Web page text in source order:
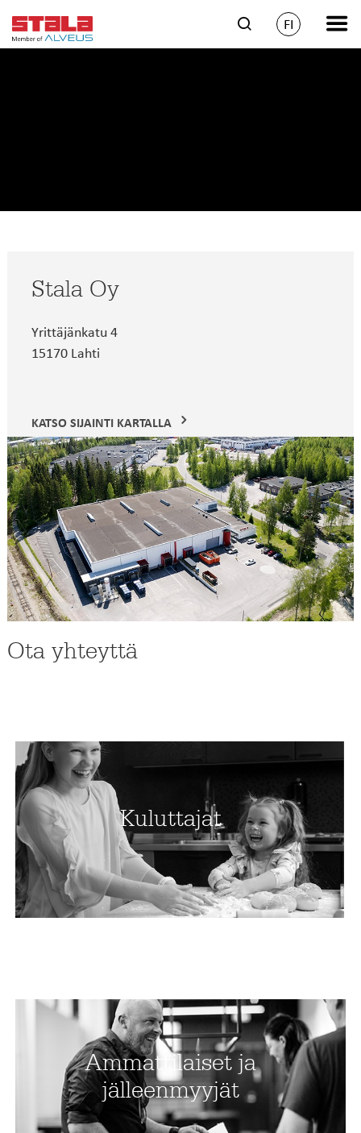
FI
Stala Oy
Yrittäjänkatu 4
15170 Lahti
KATSO SIJAINTI KARTALLA
Ota yhteyttä
Kuluttajat
Ammattilaiset ja
jälleenmyyjät